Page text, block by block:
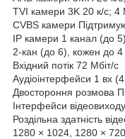
TVI камери 3K 20 к/с;
CVBS камери
IP камери 1 канал (до
2-кан (до 6), кожен до 4
Вхідний потік 72 Мбіт/с
Аудіоінтерфейси 1 вх
Двостороння розмова
Інтерфейси
Роздільна здатність
1280 × 1024, 1280 × 720